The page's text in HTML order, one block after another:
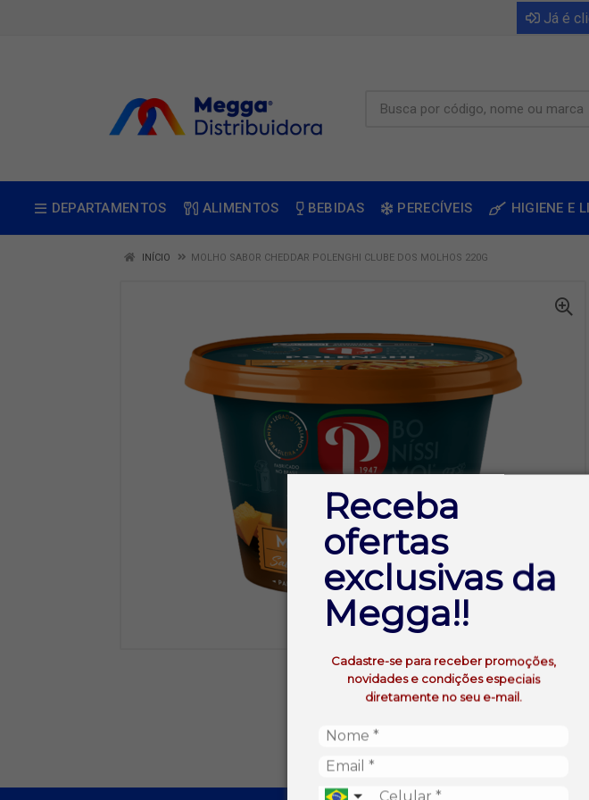
Receba
ofertas
exclusivas da
Megga!!
Cadastre-se para receber promoções,
novidades e condições especiais
diretamente no seu e-mail.
Já é
DEPARTAMENTOS ALIMENTOS BEBIDAS PERECÍVEIS HIGIENE E
INÍCIO MOLHO SABOR CHEDDAR POLENGHI CLUBE DOS MOLHOS 220G